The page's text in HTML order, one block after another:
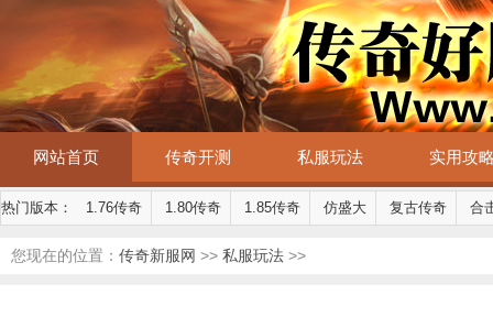
网站首页 传奇开测 私服玩法 实用攻
热门版本： 1.76传奇 1.80传奇 1.85传奇 仿盛大 复古传奇 合
您现在的位置： 传奇新服网 >> 私服玩法 >>